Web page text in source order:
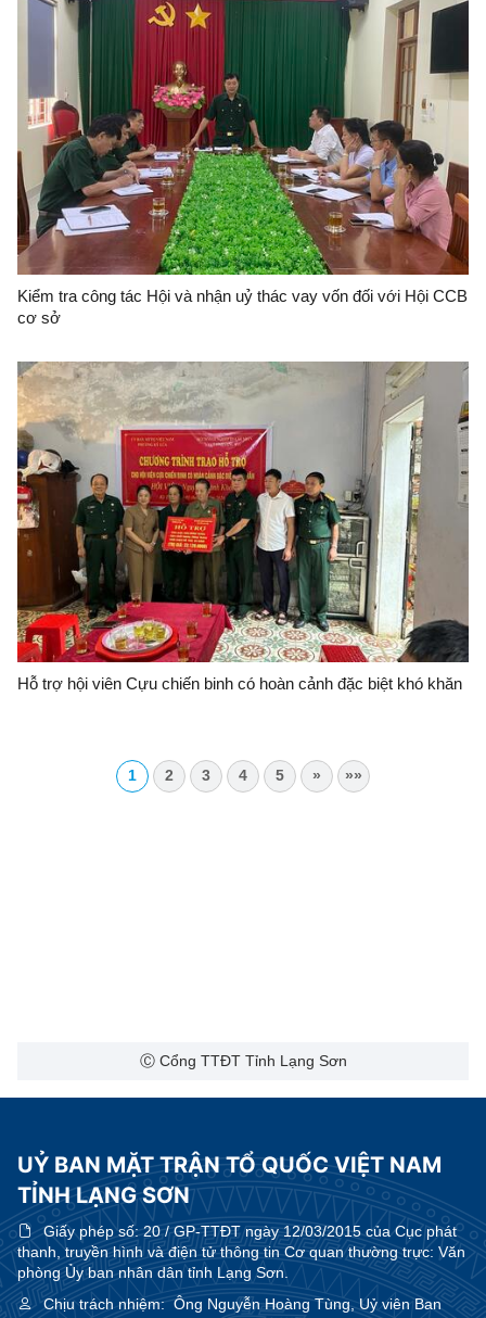
Kiểm tra công tác Hội và nhận uỷ thác vay vốn đối với Hội CCB
cơ sở
Hỗ trợ hội viên Cựu chiến binh có hoàn cảnh đặc biệt khó khăn
1 2 3 4 5 » »»
Ⓒ Cổng TTĐT Tỉnh Lạng Sơn
UỶ BAN MẶT TRẬN TỔ QUỐC VIỆT NAM
TỈNH LẠNG SƠN
Giấy phép số:20 / GP-TTĐT ngày 12/03/2015 của Cục phát
thanh, truyền hình và điện tử thông tin Cơ quan thường trực: Văn
phòng Ủy ban nhân dân tỉnh Lạng Sơn.
Chịu trách nhiệm:Ông Nguyễn Hoàng Tùng, Uỷ viên Ban